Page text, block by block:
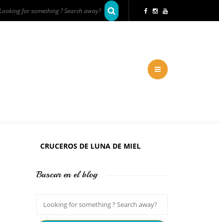
CRUCEROS DE LUNA DE MIEL
Buscar en el blog